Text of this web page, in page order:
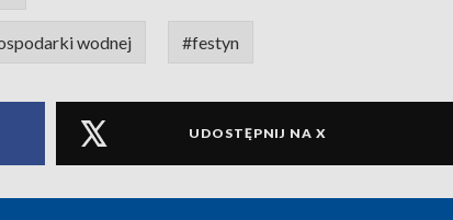
wodnej #festyn
UDOSTĘPNIJ NA X